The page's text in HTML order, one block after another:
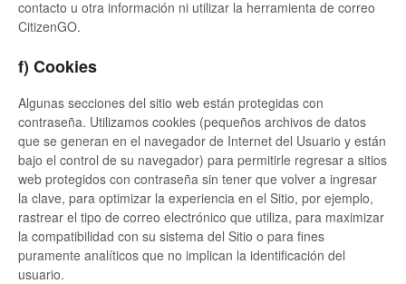
contacto u otra información ni utilizar la herramienta de correo
CitizenGO.
f) Cookies
Algunas secciones del sitio web están protegidas con
contraseña. Utilizamos cookies (pequeños archivos de datos
que se generan en el navegador de Internet del Usuario y están
bajo el control de su navegador) para permitirle regresar a sitios
web protegidos con contraseña sin tener que volver a ingresar
la clave, para optimizar la experiencia en el Sitio, por ejemplo,
rastrear el tipo de correo electrónico que utiliza, para maximizar
la compatibilidad con su sistema del Sitio o para fines
puramente analíticos que no implican la identificación del
usuario.